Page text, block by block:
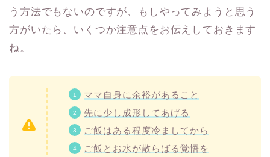
う方法でもないのですが、もしやってみようと思う
方がいたら、いくつか注意点をお伝えしておきます
ね。
ママ自身に余裕があること
先に少し成形してあげる
ご飯はある程度冷ましてから
ご飯とお水が散らばる覚悟を